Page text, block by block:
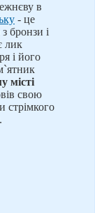
в
- це
бронзи і
лик
і його
місті
свою
стрімкого